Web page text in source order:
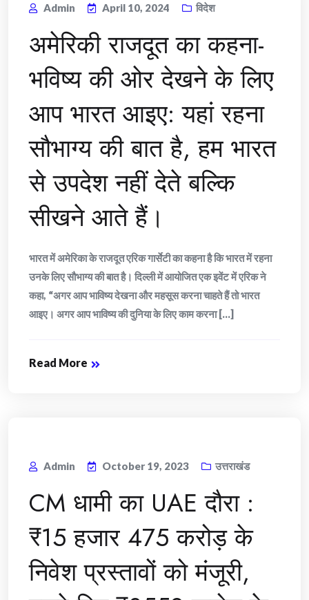
Admin April 10, 2024 विदेश
अमेरिकी राजदूत का कहना-
भविष्य की ओर देखने के लिए
आप भारत आइए: यहां रहना
सौभाग्य की बात है, हम भारत
से उपदेश नहीं देते बल्कि
सीखने आते हैं।
भारत में अमेरिका के राजदूत एरिक गार्सेटी का कहना है कि भारत में रहना
उनके लिए सौभाग्य की बात है। दिल्ली में आयोजित एक इवेंट में एरिक ने
कहा, “अगर आप भाविष्य देखना और महसूस करना चाहते हैं तो भारत
आइए। अगर आप भाविष्य की दुनिया के लिए काम करना [...]
Read More
Admin October 19, 2023 उत्तराखंड
CM धामी का UAE दौरा :
₹15 हजार 475 करोड़ के
निवेश प्रस्तावों को मंजूरी,